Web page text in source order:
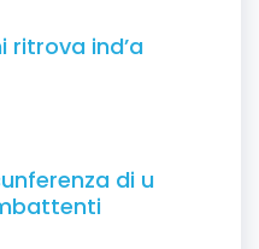
ritrova ind’a
di u